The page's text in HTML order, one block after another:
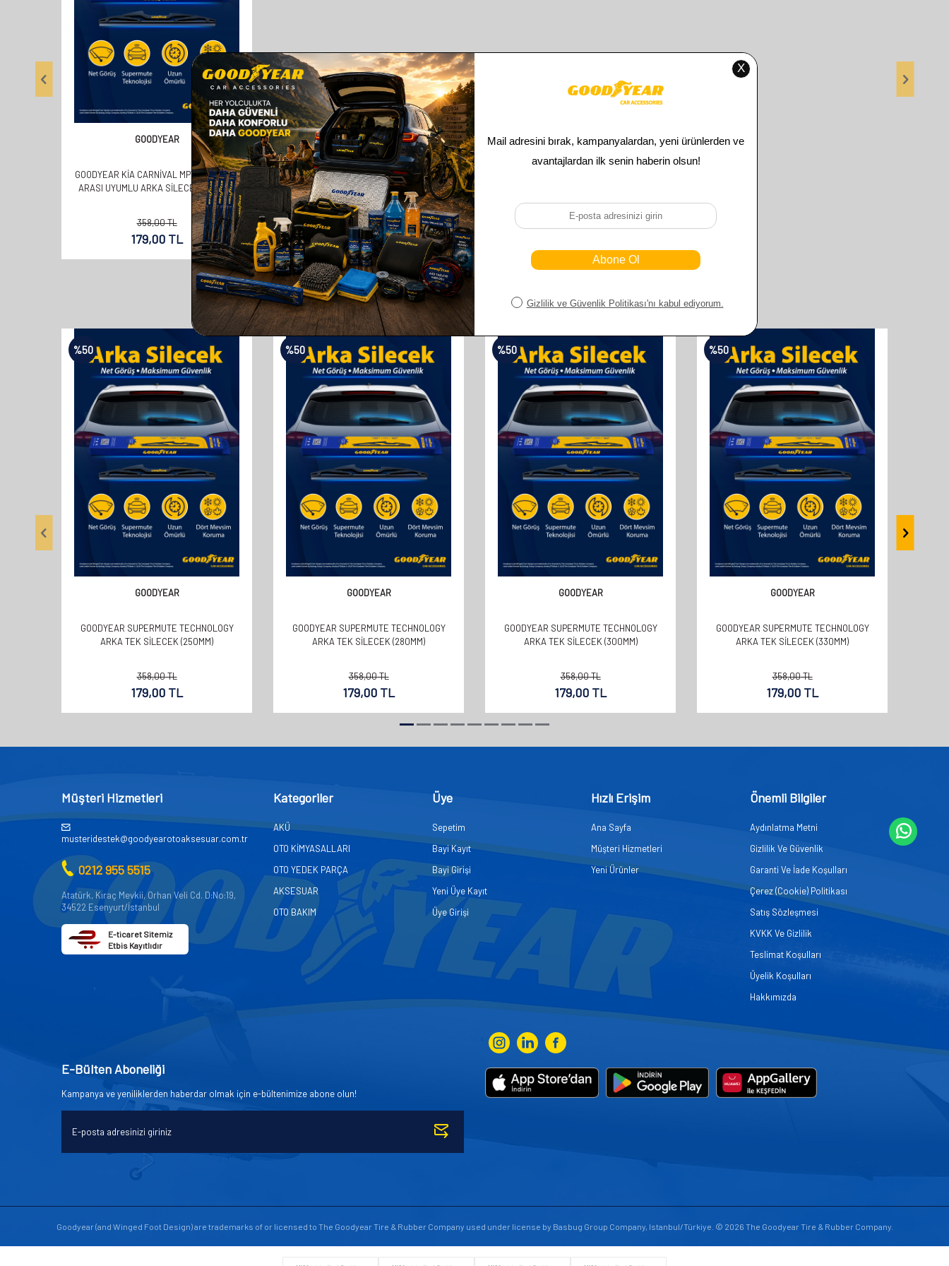
GOODYEAR
GOODYEAR KIA CARNIVAL MPV 2010-2014
ARASI UYUMLU ARKA SILECEK (400MM)
358,00TL
179,00 TL
Benzer ürünler
%50
GOODYEAR
GOODYEAR SUPERMUTE TECHNOLOGY
ARKA TEK SİLECEK (250MM)
358,00TL
179,00 TL
%50
GOODYEAR
GOODYEAR SUPERMUTE TECHNOLOGY
ARKA TEK SİLECEK (280MM)
358,00TL
179,00 TL
%50
GOODYEAR
GOODYEAR SUPERMUTE TECHNOLOGY
ARKA TEK SİLECEK (300MM)
358,00TL
179,00 TL
%50
GOODYEAR
GOODYEAR SUPERMUTE TECHNOLOGY
ARKA TEK SİLECEK (330MM)
358,00TL
179,00 TL
Müşteri Hizmetleri
musteridestek@goodyearotoaksesuar.com.tr
0212 955 5515
Atatürk, Kıraç Mevkii, Orhan Veli Cd. D:No:19,
34522 Esenyurt/İstanbul
E-ticaret Sitemiz
Etbis Kayıtlıdır
Kategoriler
AKÜ
OTO KİMYASALLARI
OTO YEDEK PARÇA
AKSESUAR
OTO BAKIM
Üye
Sepetim
Bayi Kayıt
Bayi Girişi
Yeni Üye Kayıt
Üye Girişi
Hızlı Erişim
Ana Sayfa
Müşteri Hizmetleri
Yeni Ürünler
Önemli Bilgiler
Aydınlatma Metni
Gizlilik Ve Güvenlik
Garanti Ve İade Koşulları
Çerez (Cookie) Politikası
Satış Sözleşmesi
KVKK Ve Gizlilik
Teslimat Koşulları
Üyelik Koşulları
Hakkımızda
E-Bülten Aboneliği
Kampanya ve yeniliklerden haberdar olmak için e-bültenimize abone olun!
Goodyear (and Winged Foot Design) are trademarks of or licensed to The Goodyear Tire & Rubber Company used under license by Basbug Group Company, Istanbul/Türkiye. © 2026 The Goodyear Tire & Rubber Company.